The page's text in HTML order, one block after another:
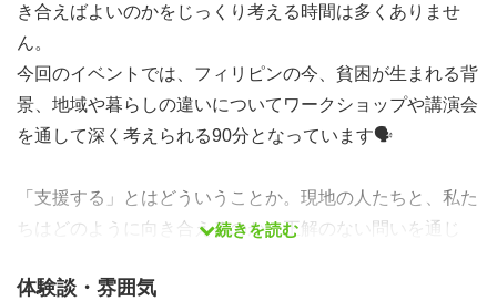
き合えばよいのかをじっくり考える時間は多くありませ
ん。
今回のイベントでは、フィリピンの今、貧困が生まれる背
景、地域や暮らしの違いについてワークショップや講演会
を通して深く考えられる90分となっています🗣️
「支援する」とはどういうことか。現地の人たちと、私た
ちはどのように向き合えるのか。正解のない問いを通じ
考えてみませんか。
続きを読む
体験談・雰囲気